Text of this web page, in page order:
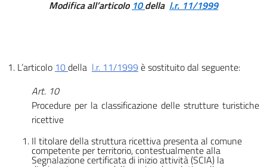
Modifica all’articolo 10della l.r. 11/1999
1. L’articolo 10della l.r. 11/1999 è sostituito dal seguente:
Art. 10
Procedure per la classificazione delle strutture turistiche
ricettive
Il titolare della struttura ricettiva presenta al comune
competente per territorio, contestualmente alla
Segnalazione certificata di inizio attività (SCIA) la